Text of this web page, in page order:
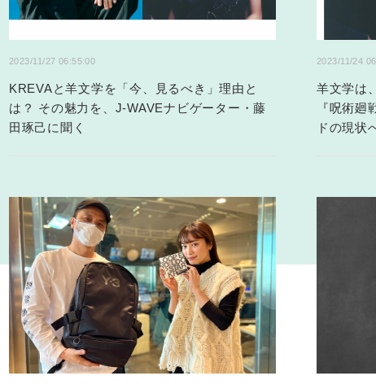
2023/11/27 06:55:00
KREVAと羊文学を「今、見るべき」理由と
は？ その魅力を、J-WAVEナビゲーター・藤
田琢己に聞く
2023/11/24
羊文学は
『呪術
ドの現状